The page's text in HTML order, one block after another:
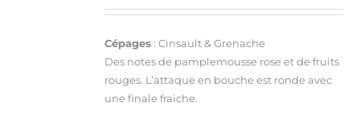
Cépages : Cinsault & Grenache
Des notes de pamplemousse rose et de fruits
rouges. L’attaque en bouche est ronde avec
une finale fraiche.